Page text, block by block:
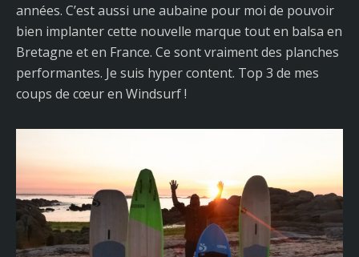
années. C’est aussi une aubaine pour moi de pouvoir
bien implanter cette nouvelle marque tout en balsa en
Bretagne et en France. Ce sont vraiment des planches
performantes. Je suis hyper content. Top 3 de mes
coups de cœur en Windsurf !